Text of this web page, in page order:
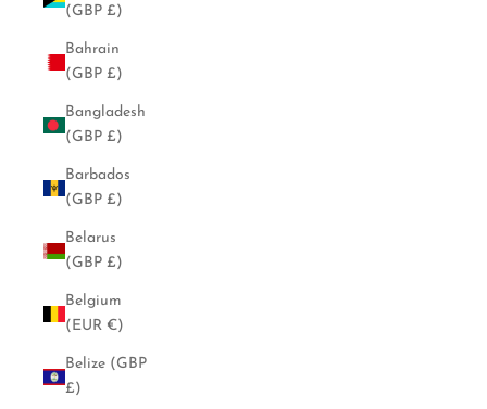
(GBP £)
Bahrain
(GBP £)
Bangladesh
(GBP £)
Barbados
(GBP £)
Belarus
(GBP £)
Belgium
(EUR €)
Belize (GBP
£)